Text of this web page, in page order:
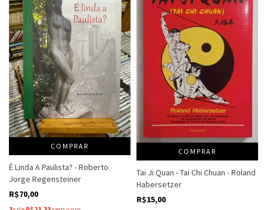
COMPRAR
É Linda A Paulista? - Roberto
Jorge Regensteiner
R$70,00
COMPRAR
Tai Ji Quan - Tai Chi Chuan - Roland
Habersetzer
R$15,00